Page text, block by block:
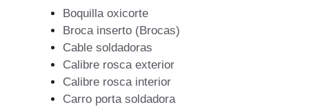
Boquilla oxicorte
Broca inserto (Brocas)
Cable soldadoras
Calibre rosca exterior
Calibre rosca interior
Carro porta soldadora